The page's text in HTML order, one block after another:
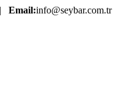
Email:info@seybar.com.tr